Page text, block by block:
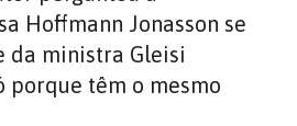
Hoffmann Jonasson se
da ministra Gleisi
têm o mesmo